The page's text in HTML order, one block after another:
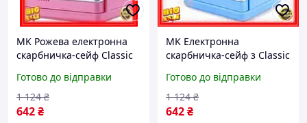
MK Рожева електронна
скарбничка-сейф Classic
для дітей та дорослих
безпечне збе PAP10\W
Готово до відправки
642₴
1 124 ₴
MK Електронна
скарбничка-сейф з Classic
Синій для дітей та
дорослих для зберігання
PAP10\W
Готово до відправки
642₴
1 124 ₴